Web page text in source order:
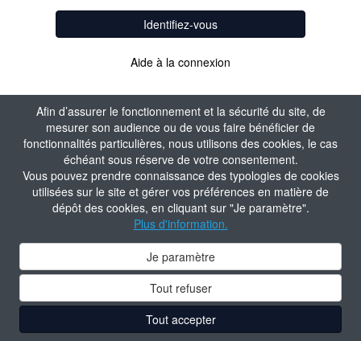
Afin d’assurer le fonctionnement et la sécurité du site, de
mesurer son audience ou de vous faire bénéficier de
fonctionnalités particulières, nous utilisons des cookies, le cas
échéant sous réserve de votre consentement.
Vous pouvez prendre connaissance des typologies de cookies
utilisées sur le site et gérer vos préférences en matière de
dépôt des cookies, en cliquant sur "Je paramètre".
Plus d'information.
Je paramètre
Tout refuser
Tout accepter
Identifiez-vous
Aide à la connexion